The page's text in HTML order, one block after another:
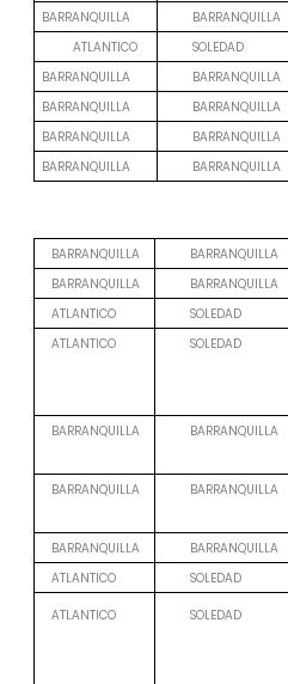
BARRANQUILLA BARRANQUILLA
ATLANTICO
SOLEDAD
BARRANQUILLA
BARRANQUILLA
BARRANQUILLA
BARRANQUILLA
BARRANQUILLA
BARRANQUILLA
BARRANQUILLA
BARRANQUILLA
BARRANQUILLA BARRANQUILLA
BARRANQUILLA
BARRANQUILLA
ATLANTICO
SOLEDAD
ATLANTICO
SOLEDAD
BARRANQUILLA
BARRANQUILLA
BARRANQUILLA
BARRANQUILLA
BARRANQUILLA
BARRANQUILLA
ATLANTICO
SOLEDAD
ATLANTICO SOLEDAD